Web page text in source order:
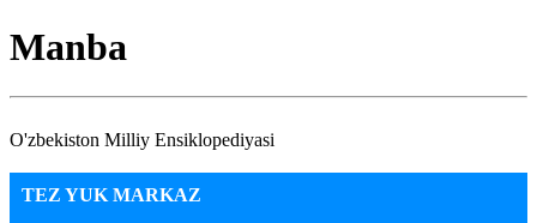
Manba
O'zbekiston Milliy Ensiklopediyasi
TEZ YUK MARKAZ